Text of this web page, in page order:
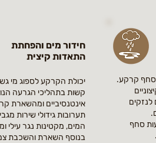
חידור מים והפחתת
התאדות קיצית
יכולת הקרקע לספוג מי
קשות בתהליכי הגרעה
אינטנסיביים ומהשארת
תערובות גידולי שירות
המים, מקטינות נגר עילי
בנוסף השארת והשכבת
קרקע.
סחף